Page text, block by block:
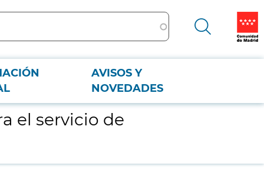
AVISOS Y
NOVEDADES
el servicio de